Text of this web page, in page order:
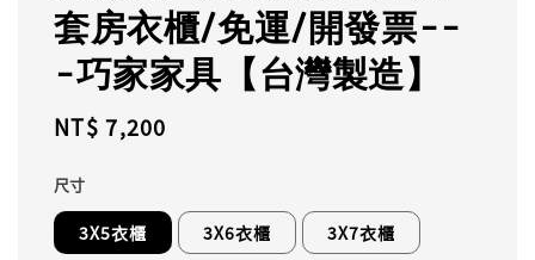
套房衣櫃/免運/開發票--
-巧家家具【台灣製造】
Regular
NT$ 7,200
尺寸
3X5衣櫃 3X6衣櫃 3X7衣櫃